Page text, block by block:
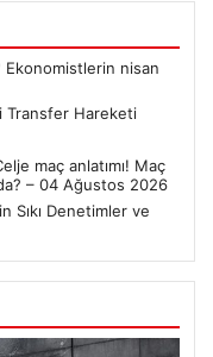
Ekonomistlerin nisan
Transfer Hareketi
maç anlatımı! Maç
– 04 Ağustos 2026
Sıkı Denetimler ve